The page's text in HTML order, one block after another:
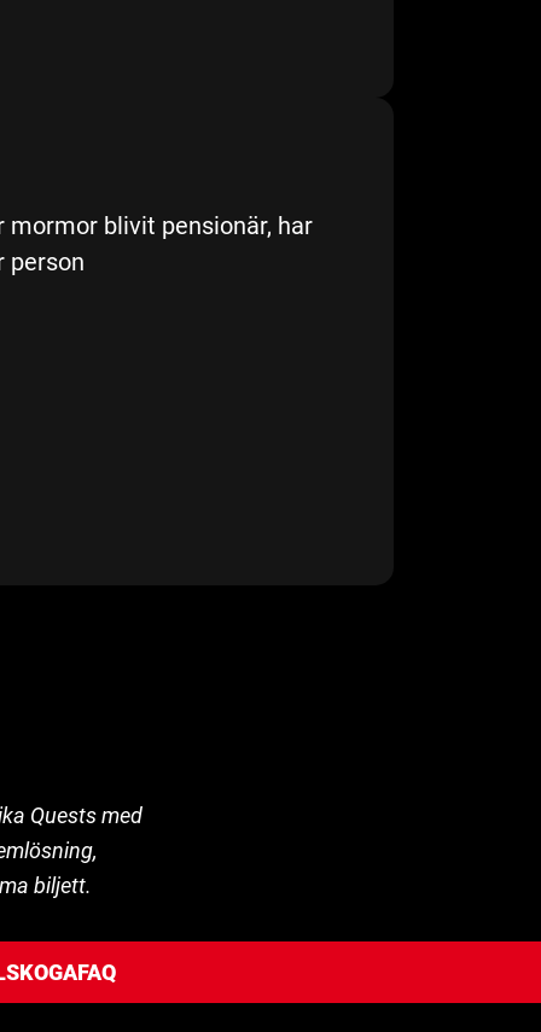
mormor blivit pensionär, har
person
Quests med
biljett.
FAQ